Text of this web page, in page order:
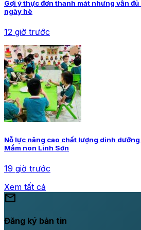
Gợi ý thực đơn thanh mát nhưng vẫn
ngày hè
12 giờ trước
Nỗ lực nâng cao chất lượng dinh
Mầm non Linh Sơn
19 giờ trước
Xem tất cả
mail
Đăng ký bản tin